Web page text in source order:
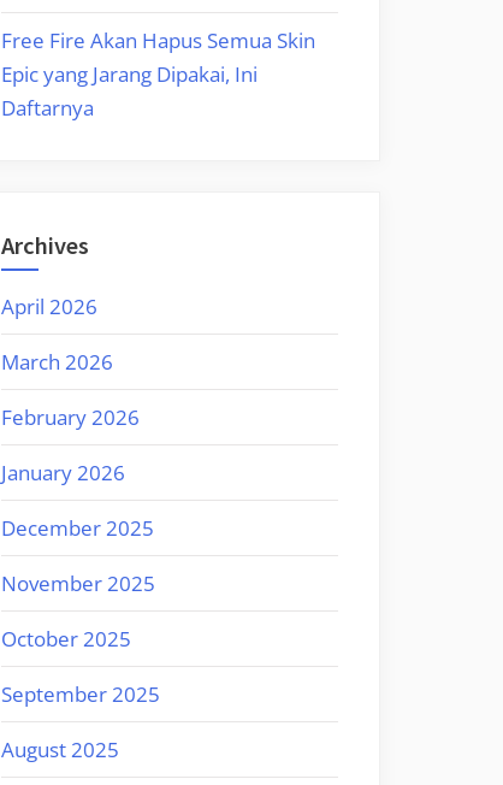
Free Fire Akan Hapus Semua Skin
Epic yang Jarang Dipakai, Ini
Daftarnya
Archives
April 2026
March 2026
February 2026
January 2026
December 2025
November 2025
October 2025
September 2025
August 2025